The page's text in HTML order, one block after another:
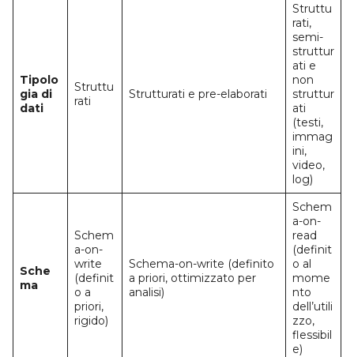
Tipolo
gia di
dati
Struttu
rati
Strutturati e pre-elaborati
Struttu
rati,
semi-
struttur
ati e
non
struttur
ati
(testi,
immag
ini,
video,
log)
Sche
ma
Schem
a-on-
write
(definit
o a
priori,
rigido)
Schema-on-write (definito
a priori, ottimizzato per
analisi)
Schem
a-on-
read
(definit
o al
mome
nto
dell’utili
zzo,
flessibil
e)